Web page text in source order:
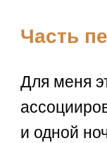
Часть
Для меня
и одной